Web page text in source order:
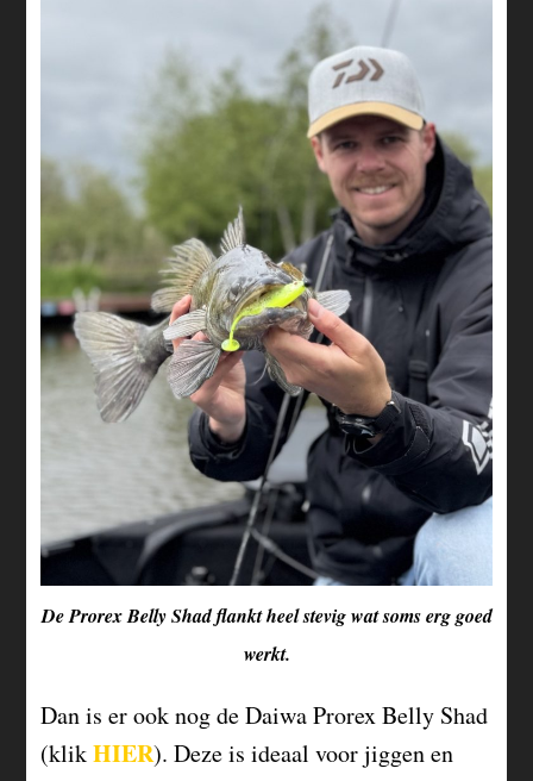
De Prorex Belly Shad flankt heel stevig wat soms erg goed
werkt.
Dan is er ook nog de Daiwa Prorex Belly Shad
(klikHIER). Deze is ideaal voor jiggen en